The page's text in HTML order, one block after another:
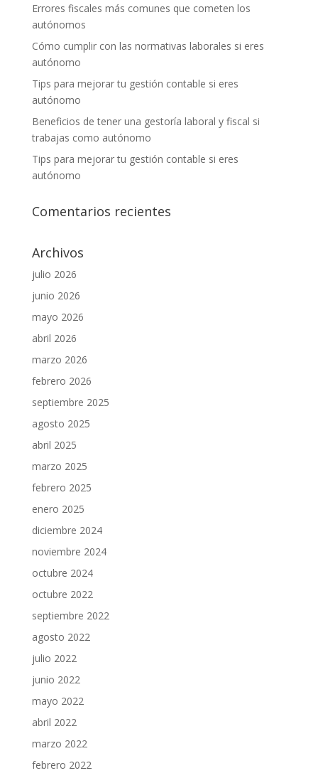
Errores fiscales más comunes que cometen los
autónomos
Cómo cumplir con las normativas laborales si eres
autónomo
Tips para mejorar tu gestión contable si eres
autónomo
Beneficios de tener una gestoría laboral y fiscal si
trabajas como autónomo
Tips para mejorar tu gestión contable si eres
autónomo
Comentarios recientes
Archivos
julio 2026
junio 2026
mayo 2026
abril 2026
marzo 2026
febrero 2026
septiembre 2025
agosto 2025
abril 2025
marzo 2025
febrero 2025
enero 2025
diciembre 2024
noviembre 2024
octubre 2024
octubre 2022
septiembre 2022
agosto 2022
julio 2022
junio 2022
mayo 2022
abril 2022
marzo 2022
febrero 2022